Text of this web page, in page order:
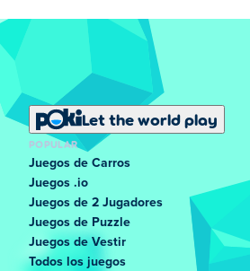
Let the world play
POPULAR
Juegos de Carros
Juegos .io
Juegos de 2 Jugadores
Juegos de Puzzle
Juegos de Vestir
Todos los juegos